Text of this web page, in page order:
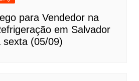
para Vendedor na
em Salvador
sexta (05/09)